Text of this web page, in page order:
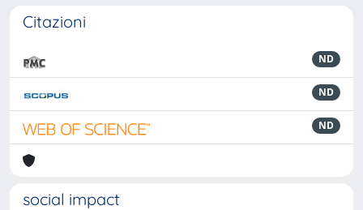
Citazioni
ND
ND
ND
social impact